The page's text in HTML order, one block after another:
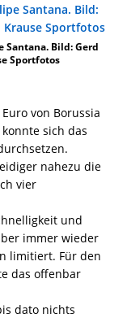
Santana. Bild: Gerd
Sportfotos
von Borussia
sich das
nahezu die
vier
und
immer wieder
limitiert. Für den
das offenbar
dato nichts